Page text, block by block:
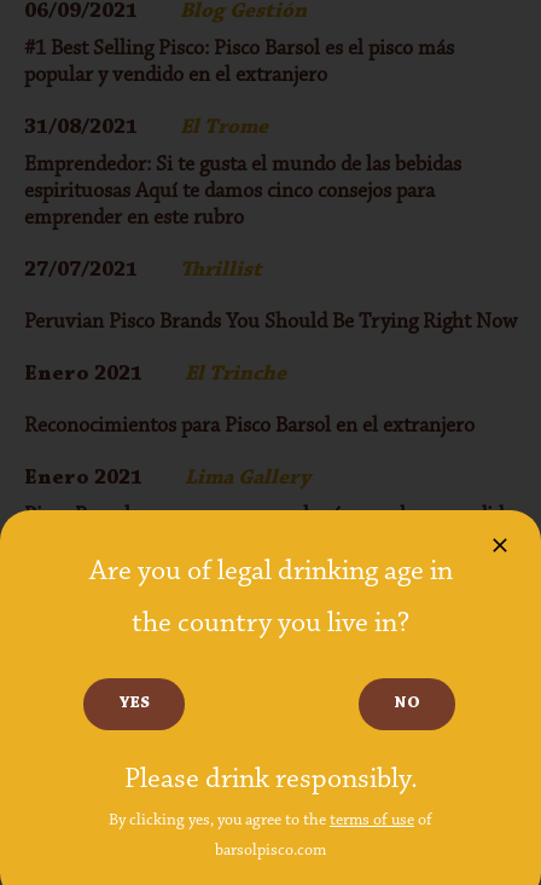
06/09/2021
Blog Gestión
#1 Best Selling Pisco: Pisco Barsol es el pisco más
popular y vendido en el extranjero
31/08/2021
El Trome
Emprendedor: Si te gusta el mundo de las bebidas
espirituosas Aquí te damos cinco consejos para
emprender en este rubro
27/07/2021 Thrillist
Peruvian Pisco Brands You Should Be Trying Right Now
Enero 2021 El Trinche
Reconocimientos para Pisco Barsol en el extranjero
Enero 2021
Lima Gallery
Pisco Barsol se consagra como el más popular y vendido
29/05/2020 Revista Cocktail
El pisco ingresó a reconocido supermercado en Rusia
Are you of legal drinking age in
the country you live in?
YES NO
Please drink responsibly.
By clicking yes, you agree to the terms of use of
barsolpisco.com